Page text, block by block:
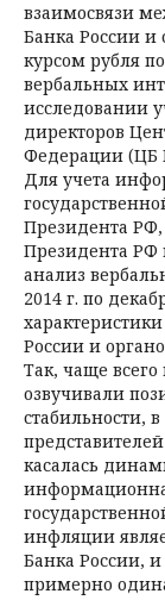
взаимосвязи
Банка России и
курсом рубля
вербальных
исследовании
директоров
Федерации (ЦБ
Для учета
Президента
Президента РФ
анализ
2014 г. по
России и
Так, чаще
озвучивали
стабильности,
касалась
инфляции
Банка России,
примерно